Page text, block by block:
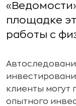
площадке
работы с
клиенты могут
опытного